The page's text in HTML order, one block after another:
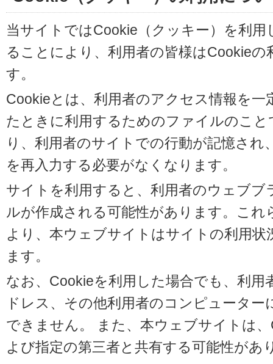
当サイトではCookie（クッキー）を利
ることにより、利用者の皆様はCookie
す。
Cookieとは、利用者のアクセス情報を
たときに利用するためのファイルのこ
り、利用者のサイトでの行動が記憶さ
を再入力する必要がなくなります。
サイトを利用すると、利用者のウェブ
ルが作成される可能性があります。こ
より、本ウェブサイトはサイトの利用
ます。
なお、Cookieを利用した場合でも、利用
ドレス、その他利用者のコンピュータ
できません。 また、本ウェブサイトは
よび指定の第三者と共有する可能性があ